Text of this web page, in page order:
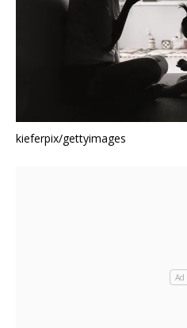
kieferpix/gettyimages